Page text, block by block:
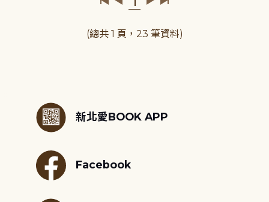
(總共 1 頁，23 筆資料)
新北愛BOOK APP
Facebook